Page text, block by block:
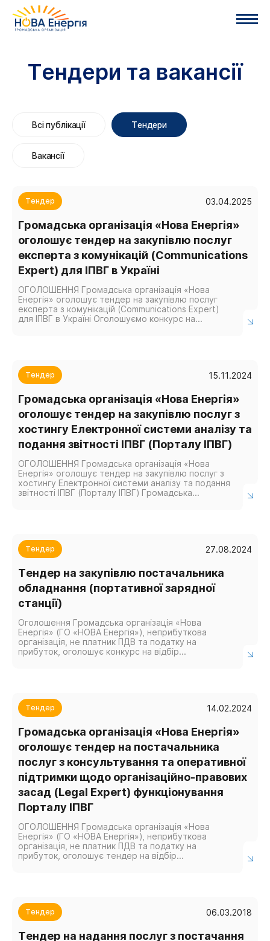
Тендери та вакансії
Всі публікації Тендери
Вакансії
Тендер 03.04.2025
Громадська організація «Нова Енергія»
оголошує тендер на закупівлю послуг
експерта з комунікацій (Communications
Expert) для ІПВГ в Україні
ОГОЛОШЕННЯ Громадська організація «Нова
Енергія» оголошує тендер на закупівлю послуг
експерта з комунікацій (Communications Expert)
для ІПВГ в Україні Оголошуємо конкурс на
Тендер 15.11.2024
Громадська організація «Нова Енергія»
оголошує тендер на закупівлю послуг з
хостингу Електронної системи аналізу та
подання звітності ІПВГ (Порталу ІПВГ)
ОГОЛОШЕННЯ Громадська організація «Нова
Енергія» оголошує тендер на закупівлю послуг з
хостингу Електронної системи аналізу та подання
звітності ІПВГ (Порталу ІПВГ) Громадська
Тендер 27.08.2024
Тендер на закупівлю постачальника
обладнання (портативної зарядної
станції)
Оголошення Громадська організація «Нова
Енергія» (ГО «НОВА Енергія»), неприбуткова
організація, не платник ПДВ та податку на
прибуток, оголошує конкурс на відбір
Тендер 14.02.2024
Громадська організація «Нова Енергія»
оголошує тендер на постачальника
послуг з консультування та оперативної
підтримки щодо організаційно-правових
засад (Legal Expert) функціонування
Порталу ІПВГ
ОГОЛОШЕННЯ Громадська організація «Нова
Енергія» (ГО «НОВА Енергія»), неприбуткова
організація, не платник ПДВ та податку на
прибуток, оголошує тендер на відбір
Тендер 06.03.2018
Тендер на надання послуг з постачання